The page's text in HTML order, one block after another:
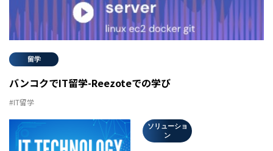
留学
バンコクでIT留学-Reezoteでの学び
#IT留学
ソリューショ
ン